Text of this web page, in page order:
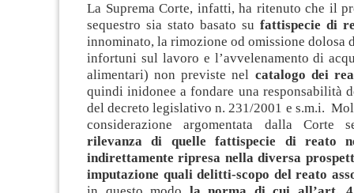
La Suprema Corte, infatti, ha ritenuto che il
sequestro sia stato basato su fattispecie di
innominato, la rimozione od omissione dolosa
infortuni sul lavoro e l’avvelenamento di
alimentari) non previste nel catalogo dei
quindi inidonee a fondare una responsabilità
del decreto legislativo n. 231/2001 e s.m.i.
considerazione argomentata dalla Corte
rilevanza di quelle fattispecie di reato
indirettamente ripresa nella diversa
imputazione qualidelitti-scopo del reato